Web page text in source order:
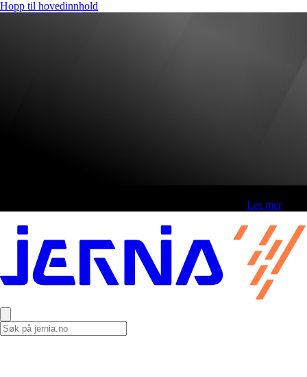
Hopp til hovedinnhold
Les mer